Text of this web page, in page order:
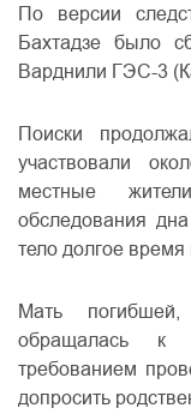
По версии
Бахтадзе было
Варднили ГЭС-3
Поиски
участвовали
местные
обследования
тело долгое
Мать
обращалась к
требованием
допросить